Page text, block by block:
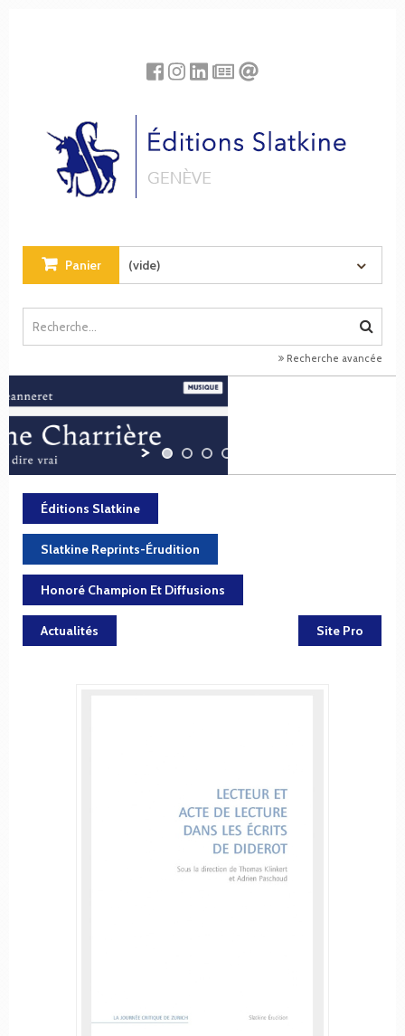
Panier (vide)
Recherche avancée
Éditions Slatkine
Slatkine Reprints-Érudition
Honoré Champion Et Diffusions
Actualités Site Pro